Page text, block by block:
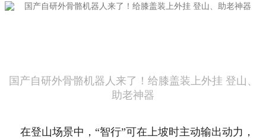
国产自研外骨骼机器人来了！给膝盖装上外挂 登山、
助老神器
在登山场景中，“智行”可在上坡时主动输出动力，